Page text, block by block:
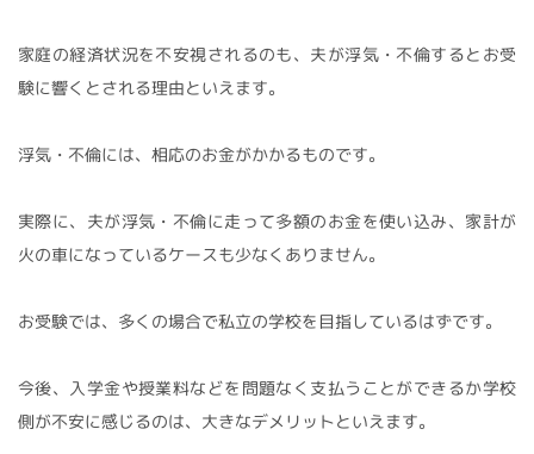
家庭の経済状況を不安視されるのも、夫が浮気・不倫するとお受
験に響くとされる理由といえます。
浮気・不倫には、相応のお金がかかるものです。
実際に、夫が浮気・不倫に走って多額のお金を使い込み、家計が
火の車になっているケースも少なくありません。
お受験では、多くの場合で私立の学校を目指しているはずです。
今後、入学金や授業料などを問題なく支払うことができるか学校
側が不安に感じるのは、大きなデメリットといえます。